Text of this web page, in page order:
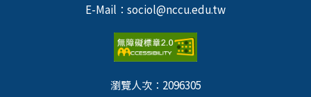
E-Mail：sociol@nccu.edu.tw
瀏覽人次： 2096305